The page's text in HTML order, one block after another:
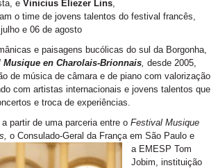
e Vinicius Eliezer Lins,
am o time de jovens talentos do festival francês,
e 06 de agosto
e paisagens bucólicas do sul da Borgonha,
Musique en Charolais-Brionnais, desde 2005,
de música de câmara e de piano com valorização
com artistas internacionais e jovens talentos que
e troca de experiências.
partir de uma parceria entre o Festival Musique
o Consulado-Geral da França em São Paulo e
a EMESP Tom
Jobim, instituição